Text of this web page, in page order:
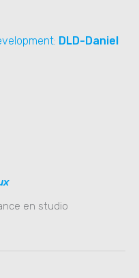
DLD-Daniel
en studio